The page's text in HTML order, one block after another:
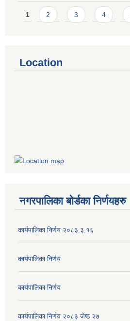
Pages
1 2 3 4
Location
नगरपालिका बोर्डका निर्णयहरु
कार्यपालिका निर्णय २०८३.३.१६
कार्यपालिका निर्णय
कार्यपालिका निर्णय
कार्यपालिका निर्णय २०८३ जेष्ठ २७